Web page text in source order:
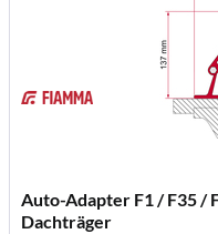
Auto-Adapter F1 / F35 /
Dachträger